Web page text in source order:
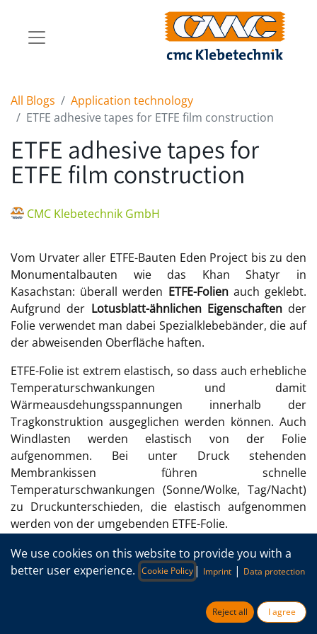
All Blogs
Application technology
ETFE adhesive tapes for ETFE film construction
ETFE adhesive tapes for
ETFE film construction
CMC Klebetechnik GmbH
Vom Urvater aller ETFE-Bauten Eden Project bis zu den
Monumentalbauten wie das Khan Shatyr in
Kasachstan: überall werden ETFE-Folienauch geklebt.
Aufgrund der Lotusblatt-ähnlichen Eigenschaftender
Folie verwendet man dabei Spezialklebebänder, die auf
der abweisenden Oberfläche haften.
ETFE-Folie ist extrem elastisch, so dass auch erhebliche
Temperaturschwankungen und damit
Wärmeausdehungsspannungen innerhalb der
Tragkonstruktion ausgeglichen werden können. Auch
Windlasten werden elastisch von der Folie
aufgenommen. Bei unter Druck stehenden
Membrankissen führen schnelle
Temperaturschwankungen (Sonne/Wolke, Tag/Nacht)
zu Druckunterschieden, die elastisch aufgenommen
werden von der umgebenden ETFE-Folie.
Bei all diesen Belastungen kann es zu Scheuerstellen
an Berührungspunkten zwischen Folie und
Tragkonstruktion, Spannseilen oder Abschattungen
kommen. An besonders belasteten Stellen werden von
ETFE-Klebebändervon
We use cookies on this website to provide you with a
better user experience. Cookie Policy | Imprint | Data protection
Reject all I agree